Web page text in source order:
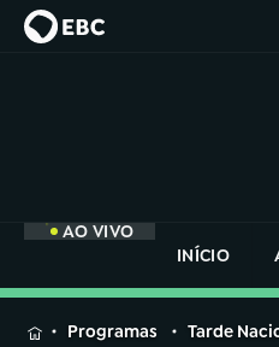
AO VIVO
INÍCIO
MENUProgramas Tarde